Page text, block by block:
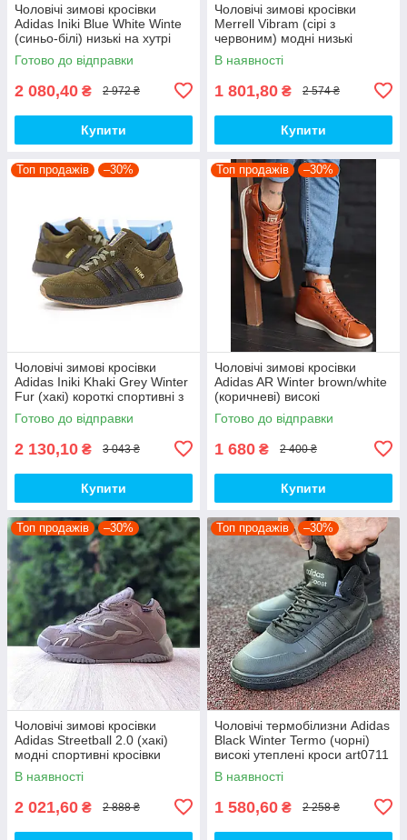
Чоловічі зимові кросівки
Adidas Iniki Blue White Winte
(синьо-білі) низькі на хутрі
осінь-зима Y14498 топ
Готово до відправки
2 080,40 ₴ 2 972 ₴
Купити
Чоловічі зимові кросівки
Merrell Vibram (сірі з
червоним) модні низькі
кросівки 3912 Мерелл топ
В наявності
1 801,80 ₴ 2 574 ₴
Купити
Топ продажів –30%
Чоловічі зимові кросівки
Adidas Iniki Khaki Grey Winter
Fur (хакі) короткі спортивні з
хутром Y14495 топ
Готово до відправки
2 130,10 ₴ 3 043 ₴
Купити
Топ продажів –30%
Чоловічі зимові кросівки
Adidas AR Winter brown/white
(коричневі) високі
термоекошкіра art2081 топ
Готово до відправки
1 680 ₴ 2 400 ₴
Купити
Топ продажів –30%
Чоловічі зимові кросівки
Adidas Streetball 2.0 (хакі)
модні спортивні кросівки
4093 Адідас топ
В наявності
2 021,60 ₴ 2 888 ₴
Топ продажів –30%
Чоловічі термобілизни Adidas
Black Winter Termo (чорні)
високі утеплені кроси art0711
топ
В наявності
1 580,60 ₴ 2 258 ₴